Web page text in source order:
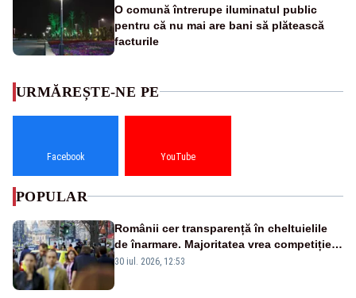
O comună întrerupe iluminatul public
pentru că nu mai are bani să plătească
facturile
URMĂREȘTE-NE PE
Facebook YouTube
POPULAR
Românii cer transparență în cheltuielile
de înarmare. Majoritatea vrea competiție
reală și industrie locală – SONDAJ
30 iul. 2026, 12:53